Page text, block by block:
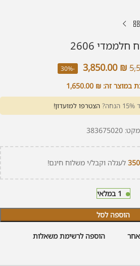
2606
3,850.00 ₪
-30%
במוצר זה: 1,650.00 ₪
הצטרפו למועדון!
מקט: 383675020
לעגלה וקבל/י משלוח חינם!
1 במלאי
הוספה לסל
הוספה לרשימת משאלות